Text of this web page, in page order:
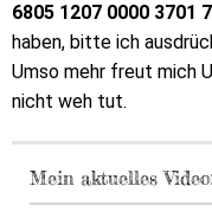
6805 1207 0000 3701
haben, bitte ich
Umso mehr freut mich
nicht weh tut.
Mein aktuelles